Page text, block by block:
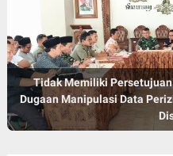
Tidak Memiliki
Dugaan Manipulasi Data